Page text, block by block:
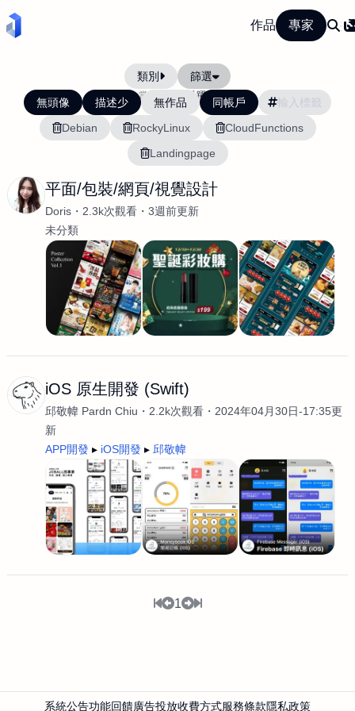
作品 專家
類別 篩選
當前排序: 活躍度
無頭像 描述少 無作品
同帳戶
Debian
RockyLinux
CloudFunctions
Landingpage
平面/包裝/網頁/視覺設計
Doris 2.3k次觀看
3週前更新
未分類
iOS 原生開發 (Swift)
邱敬幃 Pardn Chiu 2.2k次觀看
2024年04月30日-17:35更
新
APP開發
iOS開發 邱敬幃
1
系統公告功能回饋廣告投放收費方式服務條款隱私政策